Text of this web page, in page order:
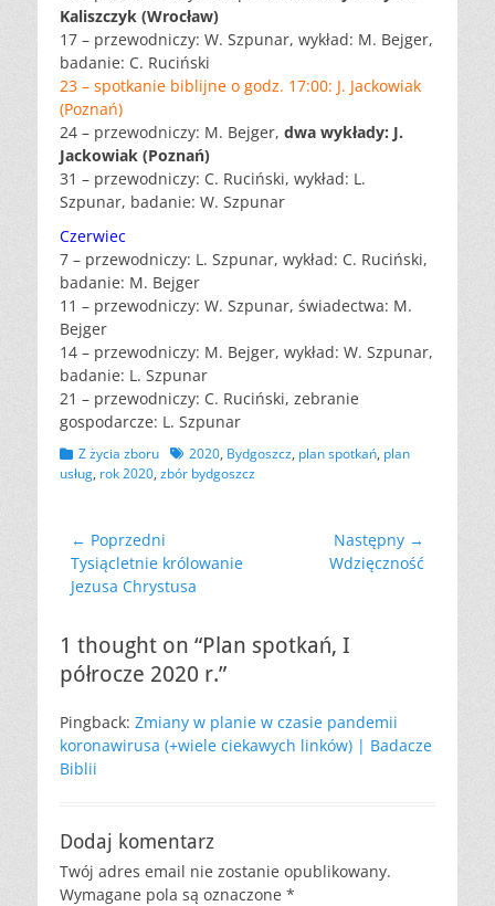
Kaliszczyk (Wrocław)
17 – przewodniczy: W. Szpunar, wykład: M. Bejger,
badanie: C. Ruciński
23 – spotkanie biblijne o godz. 17:00: J. Jackowiak
(Poznań)
24 – przewodniczy: M. Bejger, dwa wykłady: J.
Jackowiak (Poznań)
31 – przewodniczy: C. Ruciński, wykład: L.
Szpunar, badanie: W. Szpunar
Czerwiec
7 – przewodniczy: L. Szpunar, wykład: C. Ruciński,
badanie: M. Bejger
11 – przewodniczy: W. Szpunar, świadectwa: M.
Bejger
14 – przewodniczy: M. Bejger, wykład: W. Szpunar,
badanie: L. Szpunar
21 – przewodniczy: C. Ruciński, zebranie
gospodarcze: L. Szpunar
Kategorii
Z życia zboru Tagów
2020, Bydgoszcz, plan spotkań, plan
usług, rok 2020, zbór bydgoszcz
Nawigacja
wpisu
← Poprzedni
Poprzedni
wpis:
Tysiącletnie królowanie
Jezusa Chrystusa
Następny →
Wdzięczność
1 thought on “Plan spotkań, I
półrocze 2020 r.”
Pingback: Zmiany w planie w czasie pandemii
koronawirusa (+wiele ciekawych linków) | Badacze
Biblii
Dodaj komentarz
Twój adres email nie zostanie opublikowany.
Wymagane pola są oznaczone *